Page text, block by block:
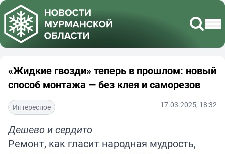
«Жидкие гвозди» теперь в прошлом: новый
способ монтажа — без клея и саморезов
Интересное 17.03.2025, 18:32
Дешево и сердито
Ремонт, как гласит народная мудрость,